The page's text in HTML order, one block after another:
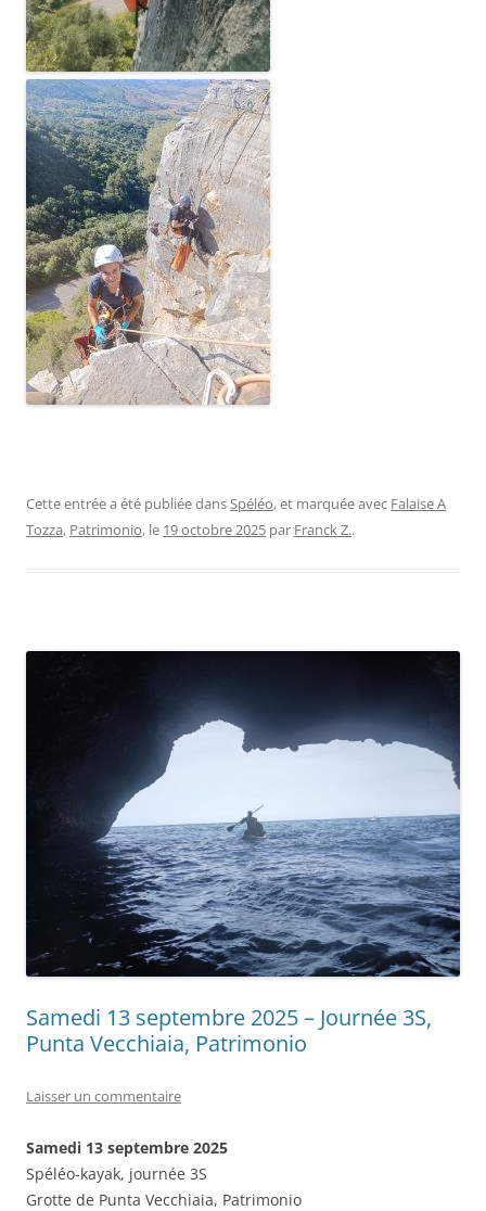
Cette entrée a été publiée dansSpéléo, et marquée avec Falaise A
Tozza, Patrimonio, le 19 octobre 2025 par Franck Z..
Samedi 13 septembre 2025 – Journée 3S,
Punta Vecchiaia, Patrimonio
Laisser un commentaire
Samedi 13 septembre 2025
Spéléo-kayak, journée 3S
Grotte de Punta Vecchiaia, Patrimonio